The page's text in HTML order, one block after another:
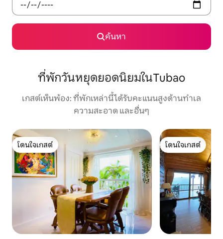
ค้นหา
ที่พักวันหยุดยอดนิยมในTubao
เกสต์เห็นพ้อง: ที่พักเหล่านี้ได้รับคะแนนสูงด้านทำเล
ความสะอาด และอื่นๆ
โดนใจเกสต์
โดนใจเกสต์
โดนใจเกสต์
โดนใจเกสต์